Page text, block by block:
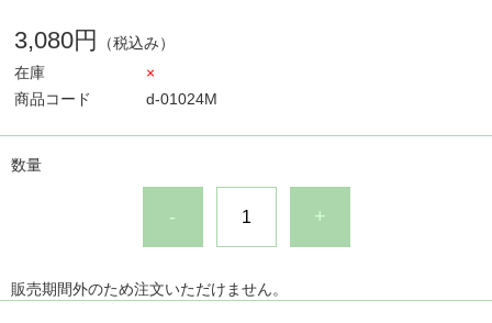
3,080円
（税込み）
在庫
×
商品コード
d-01024M
数量
- +
販売期間外のため注文いただけません。